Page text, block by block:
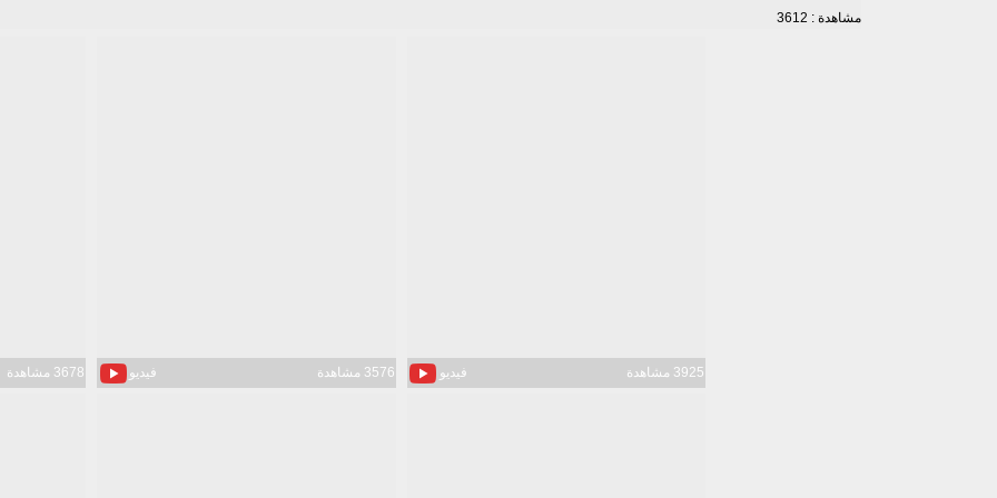
مشاهدة : 3612
فيديو 3925 مشاهدة فيديو 3576 مشاهدة 3678 مشاهدة